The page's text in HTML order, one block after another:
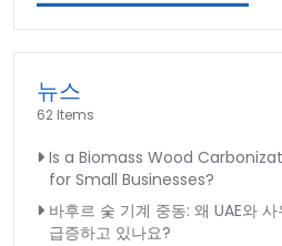
뉴스
62 Items
Is a Biomass Wood
for Small Businesses?
바후르 숯 기계 중동: 왜 UAE와
급증하고 있나요?